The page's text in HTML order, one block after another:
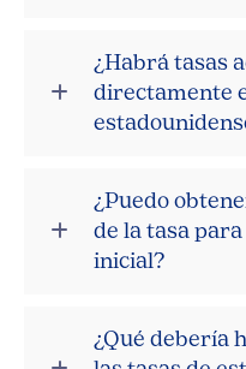
¿Habrá tasas
directamente
¿Puedo
de la tasa
inicial?
¿Qué debería